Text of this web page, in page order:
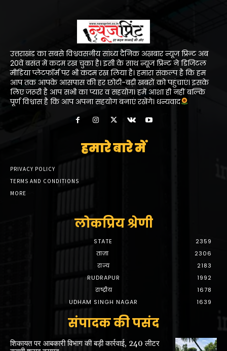
उत्तराखंड का सबसे विश्ववसनीय सांध्य दैनिक अख़बार न्यूज प्रिन्ट अब
20वें बसंत में कदम रख चुका है। इसी के साथ न्यूज प्रिन्ट ने डिजिटल
मीडिया प्लेटफॉर्म पर भी कदम रख लिया है। हमारा संकल्प है कि हम
आप तक आपके आसपास की हर छोटी-बड़ी खबरों को पहुंचाएं। इसके
लिए जरूरी है आप सभी का प्यार व सहयोग। हमें आशा ही नहीं बल्कि
पूर्ण विश्वास है कि आप अपना सहयोग बनाएं रखेंगे। धन्यवाद
हमारे बारे में
PRIVACY POLICY
TERMS AND CONDITIONS
MORE
लोकप्रिय श्रेणी
STATE
2359
ताज़ा
2306
राज्य
2183
RUDRAPUR
1992
राष्ट्रीय
1678
UDHAM SINGH NAGAR
1639
संपादक की पसंद
शिकायत पर आबकारी विभाग की बड़ी कार्रवाई, 240 लीटर